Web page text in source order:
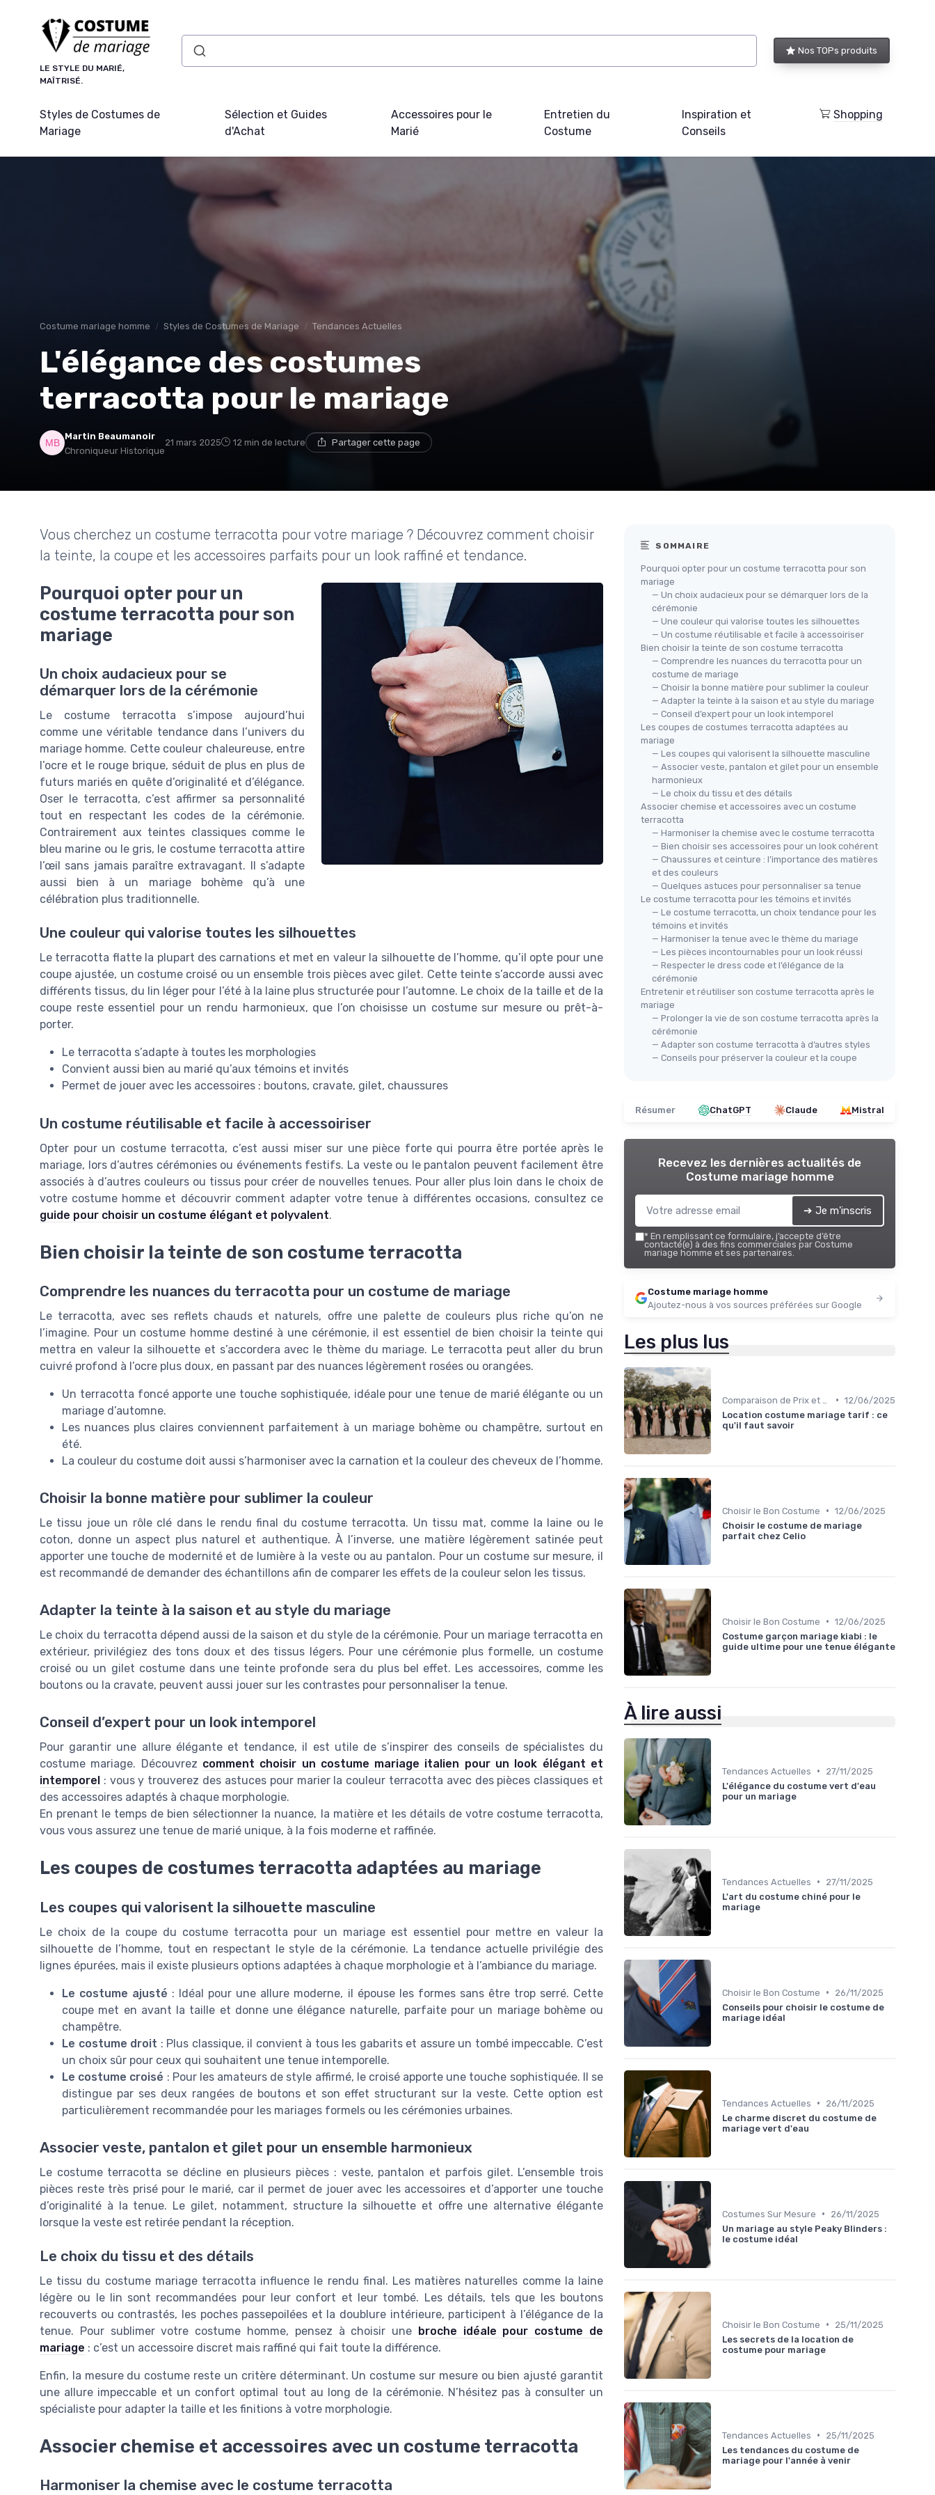
LE STYLE DU MARIÉ,
MAÎTRISÉ.
Nos TOPs produits
Styles de Costumes de
Mariage
Sélection et Guides
d'Achat
Accessoires pour le
Marié
Entretien du
Costume
Inspiration et
Conseils
Shopping
Costume mariage homme Styles de Costumes de Mariage Tendances Actuelles
L'élégance des costumes
terracotta pour le mariage
Martin Beaumanoir
Chroniqueur Historique
21 mars 2025 12 min de lecture Partager cette page
Vous cherchez un costume terracotta pour votre mariage ? Découvrez comment choisir
la teinte, la coupe et les accessoires parfaits pour un look raffiné et tendance.
Pourquoi opter pour un
costume terracotta pour son
mariage
Un choix audacieux pour se
démarquer lors de la cérémonie
Le costume terracotta s’impose aujourd’hui
comme une véritable tendance dans l’univers du
mariage homme. Cette couleur chaleureuse, entre
l’ocre et le rouge brique, séduit de plus en plus de
futurs mariés en quête d’originalité et d’élégance.
Oser le terracotta, c’est affirmer sa personnalité
tout en respectant les codes de la cérémonie.
Contrairement aux teintes classiques comme le
bleu marine ou le gris, le costume terracotta attire
l’œil sans jamais paraître extravagant. Il s’adapte
aussi bien à un mariage bohème qu’à une
célébration plus traditionnelle.
Une couleur qui valorise toutes les silhouettes
Le terracotta flatte la plupart des carnations et met en valeur la silhouette de l’homme, qu’il opte pour une
coupe ajustée, un costume croisé ou un ensemble trois pièces avec gilet. Cette teinte s’accorde aussi avec
différents tissus, du lin léger pour l’été à la laine plus structurée pour l’automne. Le choix de la taille et de la
coupe reste essentiel pour un rendu harmonieux, que l’on choisisse un costume sur mesure ou prêt-à-
porter.
Le terracotta s’adapte à toutes les morphologies
Convient aussi bien au marié qu’aux témoins et invités
Permet de jouer avec les accessoires : boutons, cravate, gilet, chaussures
Un costume réutilisable et facile à accessoiriser
Opter pour un costume terracotta, c’est aussi miser sur une pièce forte qui pourra être portée après le
mariage, lors d’autres cérémonies ou événements festifs. La veste ou le pantalon peuvent facilement être
associés à d’autres couleurs ou tissus pour créer de nouvelles tenues. Pour aller plus loin dans le choix de
votre costume homme et découvrir comment adapter votre tenue à différentes occasions, consultez ce
guide pour choisir un costume élégant et polyvalent.
Bien choisir la teinte de son costume terracotta
Comprendre les nuances du terracotta pour un costume de mariage
Le terracotta, avec ses reflets chauds et naturels, offre une palette de couleurs plus riche qu’on ne
l’imagine. Pour un costume homme destiné à une cérémonie, il est essentiel de bien choisir la teinte qui
mettra en valeur la silhouette et s’accordera avec le thème du mariage. Le terracotta peut aller du brun
cuivré profond à l’ocre plus doux, en passant par des nuances légèrement rosées ou orangées.
Un terracotta foncé apporte une touche sophistiquée, idéale pour une tenue de marié élégante ou un
mariage d’automne.
Les nuances plus claires conviennent parfaitement à un mariage bohème ou champêtre, surtout en
été.
La couleur du costume doit aussi s’harmoniser avec la carnation et la couleur des cheveux de l’homme.
Choisir la bonne matière pour sublimer la couleur
Le tissu joue un rôle clé dans le rendu final du costume terracotta. Un tissu mat, comme la laine ou le
coton, donne un aspect plus naturel et authentique. À l’inverse, une matière légèrement satinée peut
apporter une touche de modernité et de lumière à la veste ou au pantalon. Pour un costume sur mesure, il
est recommandé de demander des échantillons afin de comparer les effets de la couleur selon les tissus.
Adapter la teinte à la saison et au style du mariage
Le choix du terracotta dépend aussi de la saison et du style de la cérémonie. Pour un mariage terracotta en
extérieur, privilégiez des tons doux et des tissus légers. Pour une cérémonie plus formelle, un costume
croisé ou un gilet costume dans une teinte profonde sera du plus bel effet. Les accessoires, comme les
boutons ou la cravate, peuvent aussi jouer sur les contrastes pour personnaliser la tenue.
Conseil d’expert pour un look intemporel
Pour garantir une allure élégante et tendance, il est utile de s’inspirer des conseils de spécialistes du
costume mariage. Découvrez comment choisir un costume mariage italien pour un look élégant et
intemporel : vous y trouverez des astuces pour marier la couleur terracotta avec des pièces classiques et
des accessoires adaptés à chaque morphologie.
En prenant le temps de bien sélectionner la nuance, la matière et les détails de votre costume terracotta,
vous vous assurez une tenue de marié unique, à la fois moderne et raffinée.
Les coupes de costumes terracotta adaptées au mariage
Les coupes qui valorisent la silhouette masculine
Le choix de la coupe du costume terracotta pour un mariage est essentiel pour mettre en valeur la
silhouette de l’homme, tout en respectant le style de la cérémonie. La tendance actuelle privilégie des
lignes épurées, mais il existe plusieurs options adaptées à chaque morphologie et à l’ambiance du mariage.
Le costume ajusté : Idéal pour une allure moderne, il épouse les formes sans être trop serré. Cette
coupe met en avant la taille et donne une élégance naturelle, parfaite pour un mariage bohème ou
champêtre.
Le costume droit : Plus classique, il convient à tous les gabarits et assure un tombé impeccable. C’est
un choix sûr pour ceux qui souhaitent une tenue intemporelle.
Le costume croisé : Pour les amateurs de style affirmé, le croisé apporte une touche sophistiquée. Il se
distingue par ses deux rangées de boutons et son effet structurant sur la veste. Cette option est
particulièrement recommandée pour les mariages formels ou les cérémonies urbaines.
Associer veste, pantalon et gilet pour un ensemble harmonieux
Le costume terracotta se décline en plusieurs pièces : veste, pantalon et parfois gilet. L’ensemble trois
pièces reste très prisé pour le marié, car il permet de jouer avec les accessoires et d’apporter une touche
d’originalité à la tenue. Le gilet, notamment, structure la silhouette et offre une alternative élégante
lorsque la veste est retirée pendant la réception.
Le choix du tissu et des détails
Le tissu du costume mariage terracotta influence le rendu final. Les matières naturelles comme la laine
légère ou le lin sont recommandées pour leur confort et leur tombé. Les détails, tels que les boutons
recouverts ou contrastés, les poches passepoilées et la doublure intérieure, participent à l’élégance de la
tenue. Pour sublimer votre costume homme, pensez à choisir une broche idéale pour costume de
mariage : c’est un accessoire discret mais raffiné qui fait toute la différence.
Enfin, la mesure du costume reste un critère déterminant. Un costume sur mesure ou bien ajusté garantit
une allure impeccable et un confort optimal tout au long de la cérémonie. N’hésitez pas à consulter un
spécialiste pour adapter la taille et les finitions à votre morphologie.
Associer chemise et accessoires avec un costume terracotta
Harmoniser la chemise avec le costume terracotta
SOMMAIRE
Pourquoi opter pour un costume terracotta pour son
mariage
— Un choix audacieux pour se démarquer lors de la
cérémonie
— Une couleur qui valorise toutes les silhouettes
— Un costume réutilisable et facile à accessoiriser
Bien choisir la teinte de son costume terracotta
— Comprendre les nuances du terracotta pour un
costume de mariage
— Choisir la bonne matière pour sublimer la couleur
— Adapter la teinte à la saison et au style du mariage
— Conseil d’expert pour un look intemporel
Les coupes de costumes terracotta adaptées au
mariage
— Les coupes qui valorisent la silhouette masculine
— Associer veste, pantalon et gilet pour un ensemble
harmonieux
— Le choix du tissu et des détails
Associer chemise et accessoires avec un costume
terracotta
— Harmoniser la chemise avec le costume terracotta
— Bien choisir ses accessoires pour un look cohérent
— Chaussures et ceinture : l’importance des matières
et des couleurs
— Quelques astuces pour personnaliser sa tenue
Le costume terracotta pour les témoins et invités
— Le costume terracotta, un choix tendance pour les
témoins et invités
— Harmoniser la tenue avec le thème du mariage
— Les pièces incontournables pour un look réussi
— Respecter le dress code et l’élégance de la
cérémonie
Entretenir et réutiliser son costume terracotta après le
mariage
— Prolonger la vie de son costume terracotta après la
cérémonie
— Adapter son costume terracotta à d’autres styles
— Conseils pour préserver la couleur et la coupe
Résumer ChatGPT Claude Mistral
Recevez les dernières actualités de
Costume mariage homme
➔ Je m'inscris
* En remplissant ce formulaire, j’accepte d’être
contacté(e) à des fins commerciales par Costume
mariage homme et ses partenaires.
Costume mariage homme
Ajoutez-nous à vos sources préférées sur Google
Les plus lus
• 12/06/2025
Location costume mariage tarif : ce
qu'il faut savoir
Choisir le Bon Costume • 12/06/2025
Choisir le costume de mariage
parfait chez Celio
Choisir le Bon Costume • 12/06/2025
Costume garçon mariage kiabi : le
guide ultime pour une tenue élégante
À lire aussi
Tendances Actuelles •
27/11/2025
L'élégance du costume vert d'eau
pour un mariage
Tendances Actuelles •
27/11/2025
L'art du costume chiné pour le
mariage
Choisir le Bon Costume •
26/11/2025
Conseils pour choisir le costume de
mariage idéal
Tendances Actuelles •
26/11/2025
Le charme discret du costume de
mariage vert d'eau
Costumes Sur Mesure •
26/11/2025
Un mariage au style Peaky Blinders :
le costume idéal
Choisir le Bon Costume •
25/11/2025
Les secrets de la location de
costume pour mariage
Tendances Actuelles •
25/11/2025
Les tendances du costume de
mariage pour l'année à venir